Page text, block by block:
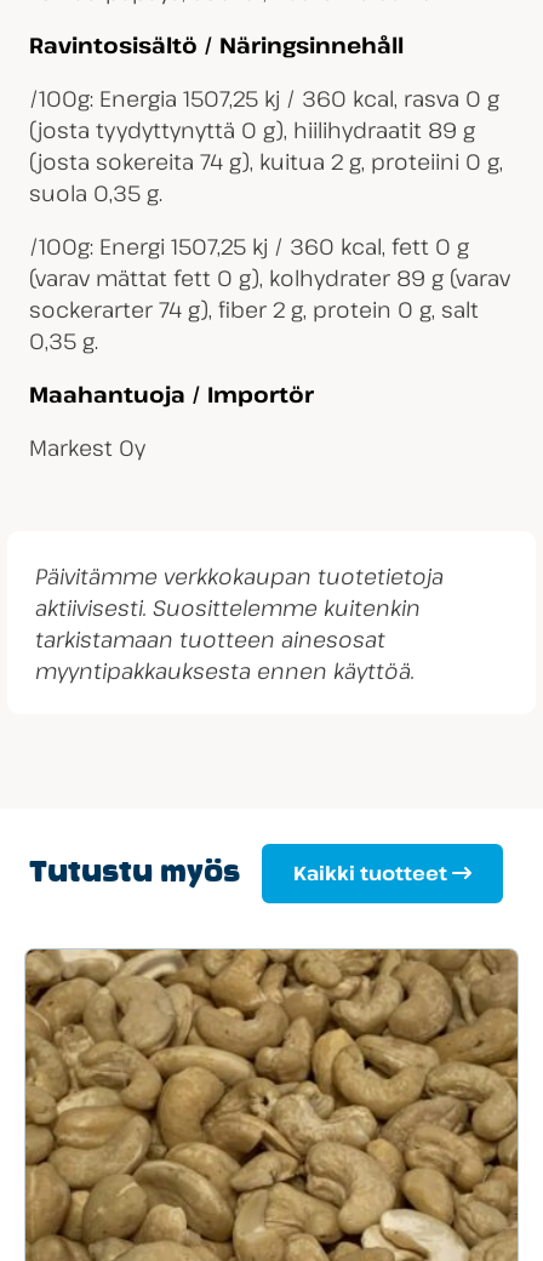
Ravintosisältö / Näringsinnehåll
/100g: Energia 1507,25 kj / 360 kcal, rasva 0 g
(josta tyydyttynyttä 0 g), hiilihydraatit 89 g
(josta sokereita 74 g), kuitua 2 g, proteiini 0 g,
suola 0,35 g.
/100g: Energi 1507,25 kj / 360 kcal, fett 0 g
(varav mättat fett 0 g), kolhydrater 89 g (varav
sockerarter 74 g), fiber 2 g, protein 0 g, salt
0,35 g.
Maahantuoja / Importör
Markest Oy
Päivitämme verkkokaupan tuotetietoja
aktiivisesti. Suosittelemme kuitenkin
tarkistamaan tuotteen ainesosat
myyntipakkauksesta ennen käyttöä.
Tutustu myös Kaikki tuotteet